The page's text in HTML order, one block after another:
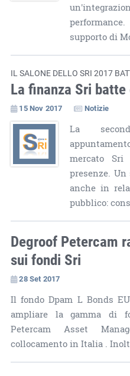
supporto di
IL SALONE DELLO SRI 2017
La finanza Sri
15 Nov 2017 Notizie
La
mercato
presenze.
anche in
pubblico:
Degroof Petercam
sui fondi Sri
28 Set 2017
Il fondo Dpam L Bonds
ampliare la gamma di
Petercam Asset
collocamento in Italia .